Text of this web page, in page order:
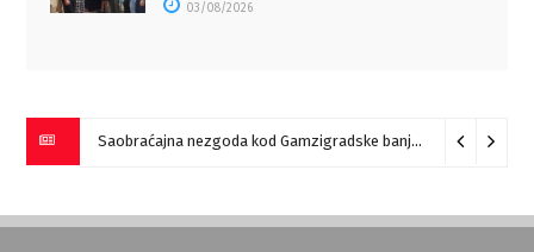
03/08/2026
Saobraćajna nezgoda kod Gamzigradske banje 05/08/2026